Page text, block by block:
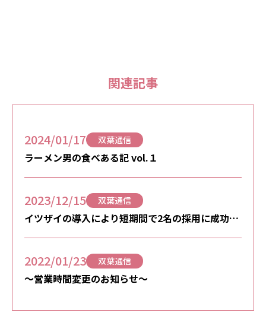
関連記事
2024/01/17 双葉通信
ラーメン男の食べある記 vol.１
2023/12/15 双葉通信
イツザイの導入により短期間で2名の採用に成功。
2022/01/23 双葉通信
～営業時間変更のお知らせ～